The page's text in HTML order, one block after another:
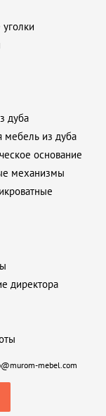
директора
дуба
мебель из дуба
основание
механизмы
mebel.com